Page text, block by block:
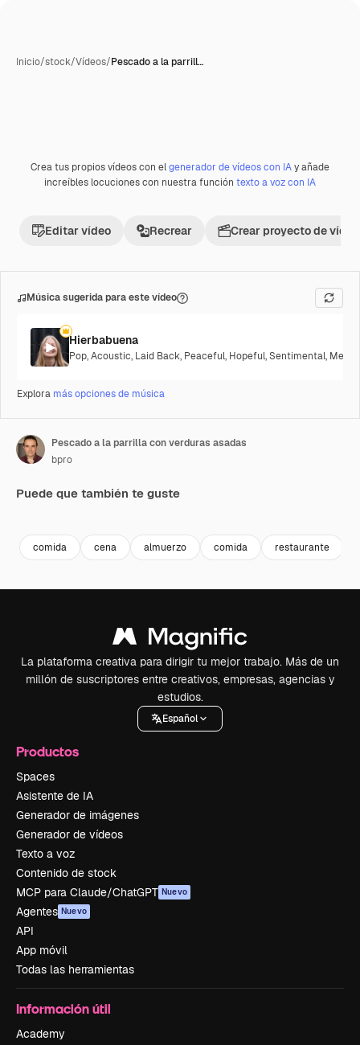
Inicio/stock/Vídeos/Pescado a la parrill…
Premium
Crea tus propios vídeos con elgenerador de vídeos con IAy añade
increíbles locuciones con nuestra función texto a voz con IA
Editar vídeo Recrear Crear proyecto de vídeo
Música sugerida para este vídeo
Hierbabuena
Pop,Acoustic, Laid Back, Peaceful, Hopeful,Sentimental,
Explora más opciones de música
Pescado a la parrilla con verduras asadas
bpro
Puede que también te guste
comida cena almuerzo comida restaurante
La plataforma creativa para dirigir tu mejor trabajo. Más de un
millón de suscriptores entre creativos, empresas, agencias y
estudios.
Español
Productos
Spaces
Asistente de IA
Generador de imágenes
Generador de vídeos
Texto a voz
Contenido de stock
MCP para Claude/ChatGPT Nuevo
Agentes Nuevo
API
App móvil
Todas las herramientas
Información útil
Academy